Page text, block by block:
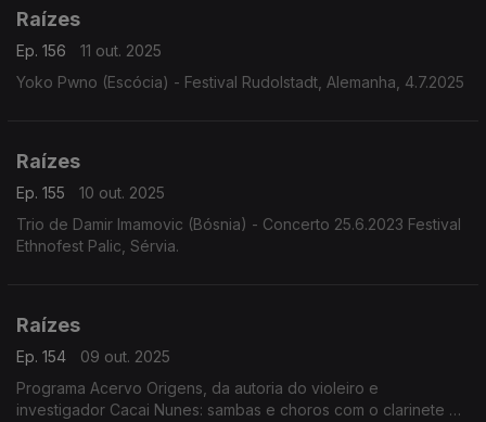
Raízes
Ep. 156
11 out. 2025
Yoko Pwno (Escócia) - Festival Rudolstadt, Alemanha, 4.7.2025
Raízes
Ep. 155
10 out. 2025
Trio de Damir Imamovic (Bósnia) - Concerto 25.6.2023 Festival
Ethnofest Palic, Sérvia.
Raízes
Ep. 154
09 out. 2025
Programa Acervo Origens, da autoria do violeiro e
investigador Cacai Nunes: sambas e choros com o clarinete de